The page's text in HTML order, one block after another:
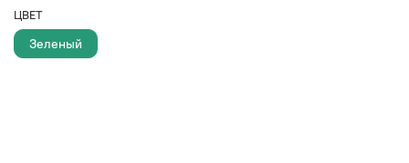
ЦВЕТ
Зеленый